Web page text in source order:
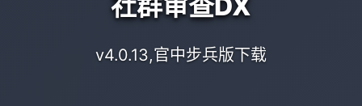
v4.0.13,官中步兵版下载